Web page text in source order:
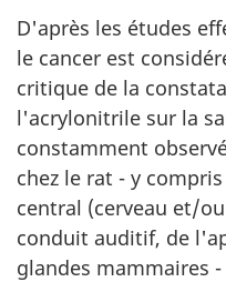
D'après les études
le cancer est
critique de la
l'acrylonitrile sur la
constamment
chez le rat - y
central (cerveau et/
conduit auditif, de
glandes mammaires